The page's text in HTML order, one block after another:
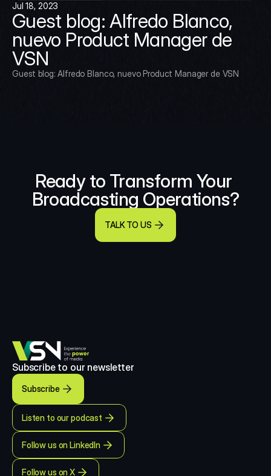
Jul 18, 2023
Guest blog: Alfredo Blanco,
nuevo Product Manager de
VSN
Guest blog: Alfredo Blanco, nuevo Product Manager de VSN
Ready to Transform Your
Broadcasting Operations?
TALK TO US
Subscribe to our newsletter
Subscribe
Listen to our podcast
Follow us on LinkedIn
Follow us on X